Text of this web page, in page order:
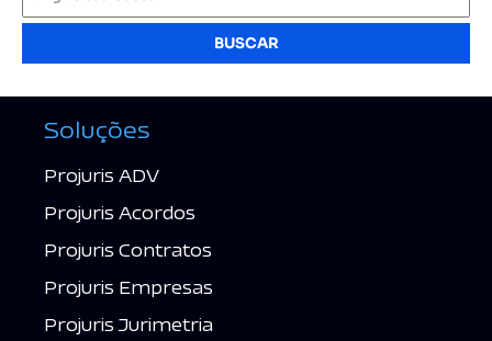
BUSCAR
Soluções
Projuris ADV
Projuris Acordos
Projuris Contratos
Projuris Empresas
Projuris Jurimetria